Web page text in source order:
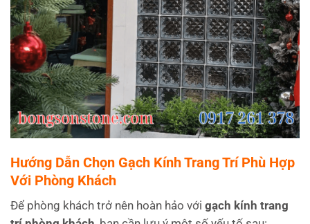
Hướng Dẫn Chọn Gạch Kính Trang Trí Phù Hợp
Với Phòng Khách
Để phòng khách trở nên hoàn hảo với gạch kính trang